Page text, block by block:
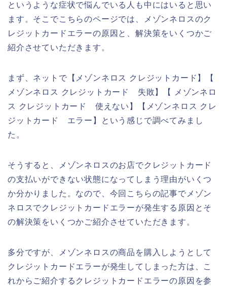
というような症状で悩んでいる人も中にはいると思い
ます。そこでこちらのページでは、メゾンネロスのク
レジットカードエラーの原因と、解決策をいくつかご
紹介させていただきます。
まず、ネットで【メゾンネロス クレジットカード】【
メゾンネロス クレジットカード 失敗】【 メゾンネロ
ス クレジットカード 使えない】【メゾンネロス クレ
ジットカード エラー】という感じで調べてみまし
た。
そうすると、メゾンネロスのお店でクレジットカード
の支払いができない状態になってしまう理由がいくつ
か分かりました。なので、今回こちらの記事でメゾン
ネロスでクレジットカードエラーが発生する原因とそ
の解決策をいくつかご紹介させていただきます。
多分ですが、メゾンネロスの商品を購入しようとして
クレジットカードエラーが発生してしまった方は、こ
れからご紹介するクレジットカードエラーの原因を参